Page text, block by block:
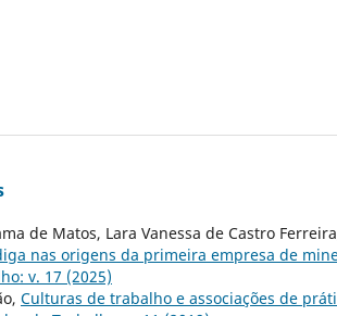
de Matos, Lara Vanessa de Castro
nas origens da primeira empresa de
v. 17 (2025)
Culturas de trabalho e associações de